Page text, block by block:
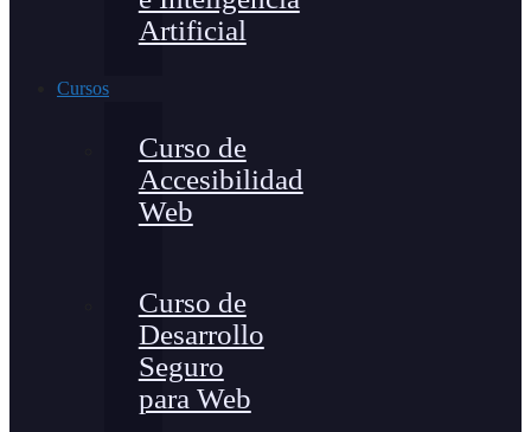
Artificial
Cursos
Curso de
Accesibilidad
Web
Curso de
Desarrollo
Seguro
para Web